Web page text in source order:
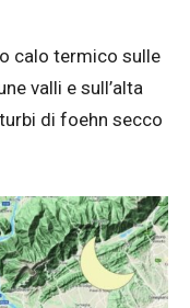
calo termico sulle
valli e sull’alta
di foehn secco